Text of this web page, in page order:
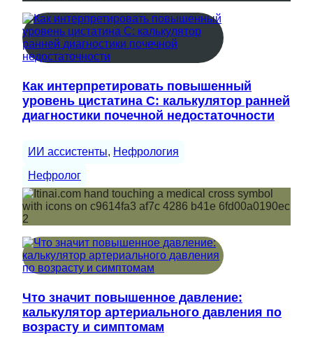
Как интерпретировать повышенный
уровень цистатина С: калькулятор ранней
диагностики почечной недостаточности
ИИ ассистенты, Нефрология
Нефролог
Что значит повышенное давление:
калькулятор артериального давления по
возрасту и симптомам